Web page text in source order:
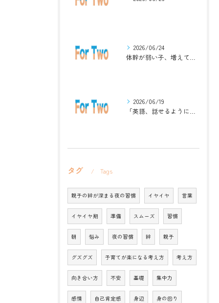
2026/06/24
体幹が弱い子、増えています。英語ジムナスティックで楽しく解決！
2026/06/19
「英語、話せるようになりたい」中学生・高校生のためのZoomレッスン
タグ Tags
親子の絆が深まる夜の習慣 イヤイヤ 言葉
イヤイヤ期 準備 スムーズ 習慣
朝 悩み 夜の習慣 絆 親子
グズグズ 子育てが楽になる考え方 考え方
向き合い方 不安 基礎 集中力
感情 自己肯定感 身辺 身の回り